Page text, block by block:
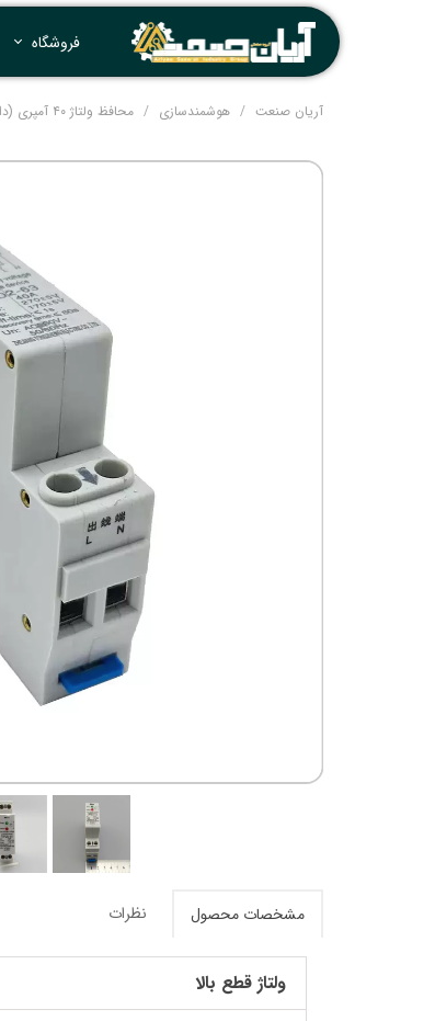
فروشگاه
آریان صنعت هوشمندسازی محافظ ولتاژ ۴۰ آمپری (داخل جعبه فیوز)
مشخصات محصول نظرات
ولتاژ قطع بالا